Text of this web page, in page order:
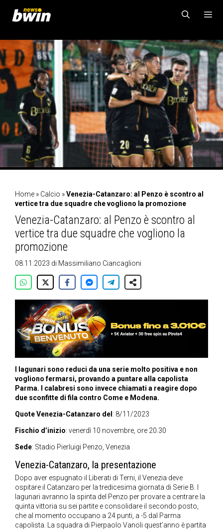
contenuto
MENU
Home » Calcio »Venezia-Catanzaro: al Penzo è scontro al
vertice tra due squadre che vogliono la promozione
Venezia-Catanzaro: al Penzo è scontro al
vertice tra due squadre che vogliono la
promozione
08.11.2023 di Massimiliano Ciancaglioni
I lagunari sono reduci da una serie molto positiva e non
vogliono fermarsi, provando a puntare alla capolista
Parma. I calabresi sono invece chiamati a reagire dopo
due sconfitte di fila contro Come e Modena.
Quote Venezia-Catanzaro del : 8/11/2023
Fischio d’inizio: venerdì 10 novembre, ore 20.30
Sede: Stadio Pierluigi Penzo, Venezia
Venezia-Catanzaro, la presentazione
Dopo aver espugnato il Liberati di Terni, il Venezia deve
ospitare il Catanzaro per la tredicesima giornata di Serie B. I
lagunari avranno la spinta del Penzo per provare a centrare la
quinta vittoria su sei partite e consolidare il secondo posto,
che al momento occupano a 24 punti, a -5 dal Parma
capolista. La squadra di Pierpaolo Vanoli quest’anno è partita